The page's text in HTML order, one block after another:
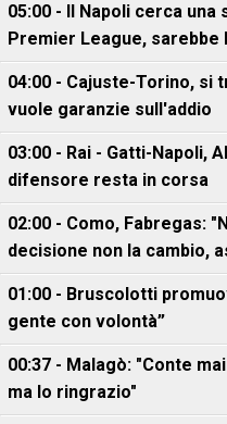
05:00 - Il Napoli cerca
Premier League, sarebbe
04:00 - Cajuste-Torino, si
vuole garanzie sull'addio
03:00 - Rai - Gatti-Napoli,
difensore resta in corsa
02:00 - Como, Fabregas:
decisione non la cambio,
01:00 - Bruscolotti
gente con volontà”
00:37 - Malagò: "Conte
ma lo ringrazio"